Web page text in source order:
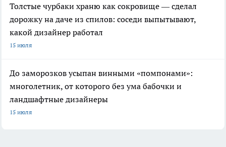
Толстые чурбаки храню как сокровище — сделал
дорожку на даче из спилов: соседи выпытывают,
какой дизайнер работал
15 июля
До заморозков усыпан винными «помпонами»:
многолетник, от которого без ума бабочки и
ландшафтные дизайнеры
15 июля